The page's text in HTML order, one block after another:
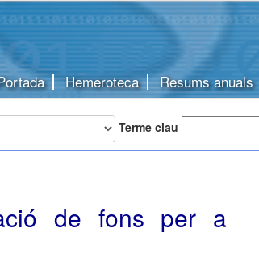
Hemeroteca Resums anuals
Terme clau
de fons per a